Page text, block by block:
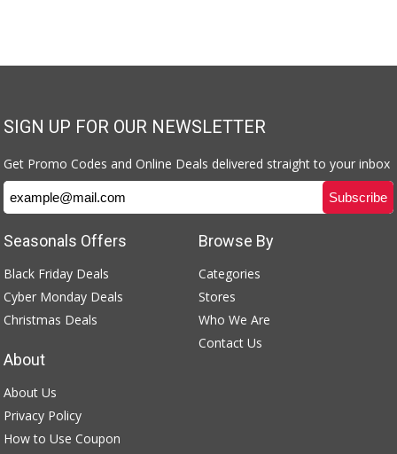
SIGN UP FOR OUR NEWSLETTER
Get Promo Codes and Online Deals delivered straight to your inbox
Browse By
Categories
Stores
Who We Are
Contact Us
Seasonals Offers
Black Friday Deals
Cyber Monday Deals
Christmas Deals
About
About Us
Privacy Policy
How to Use Coupon